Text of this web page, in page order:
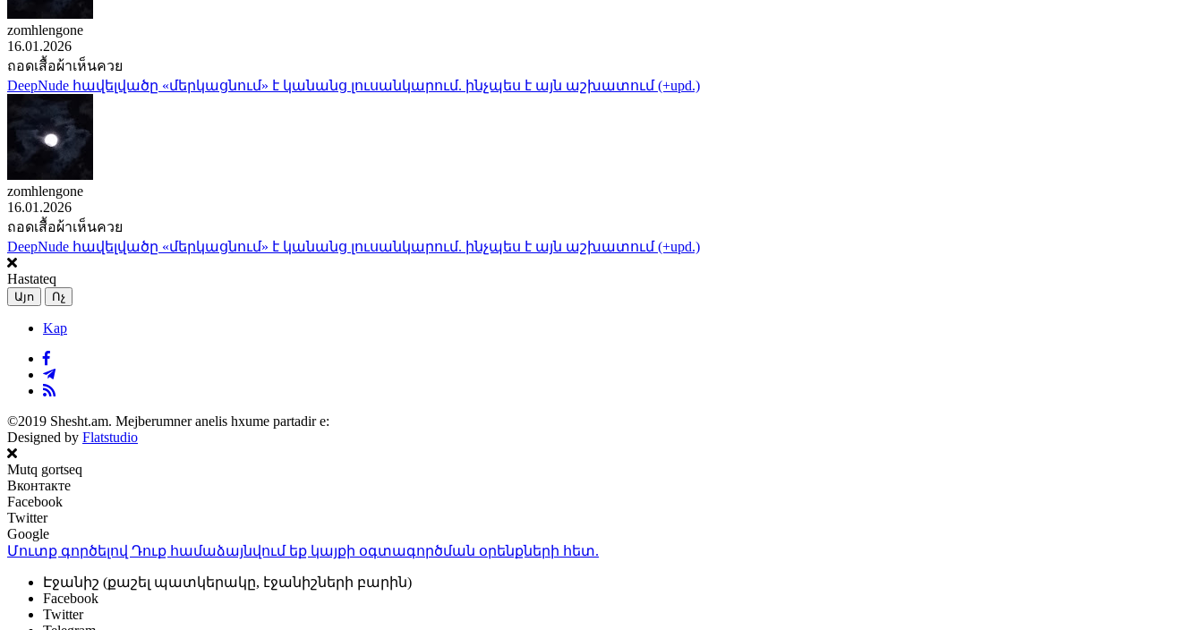
zomhlengone
16.01.2026
ถอดเสื้อผ้าเห็นควย
DeepNude հավելվածը «մերկացնում» է կանանց լուսանկարում. ինչպես է այն աշխատում (+upd.)
zomhlengone
16.01.2026
ถอดเสื้อผ้าเห็นควย
DeepNude հավելվածը «մերկացնում» է կանանց լուսանկարում. ինչպես է այն աշխատում (+upd.)
Hastateq
Այո Ոչ
Kap
©2019 Shesht.am. Mejberumner anelis hxume partadir e:
Designed by Flatstudio
Mutq gortseq
Вконтакте
Facebook
Twitter
Google
Մուտք գործելով Դուք համաձայնվում եք կայքի օգտագործման օրենքների հետ.
Էջանիշ (քաշել պատկերակը, էջանիշների բարին)
Facebook
Twitter